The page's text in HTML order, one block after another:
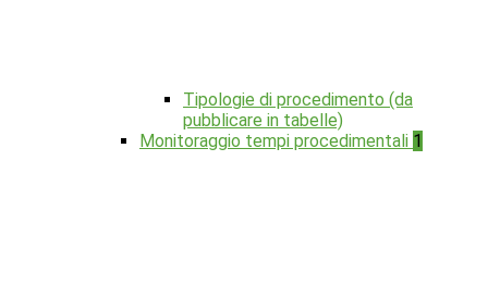
Tipologie di procedimento (da
pubblicare in tabelle)
Monitoraggio tempi procedimentali 1